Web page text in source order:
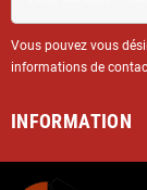
Vous pouvez vous
informations de
INFORMATION